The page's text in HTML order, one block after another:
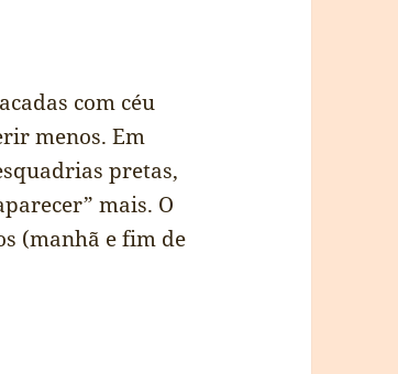
com céu
menos. Em
pretas,
mais. O
(manhã e fim de